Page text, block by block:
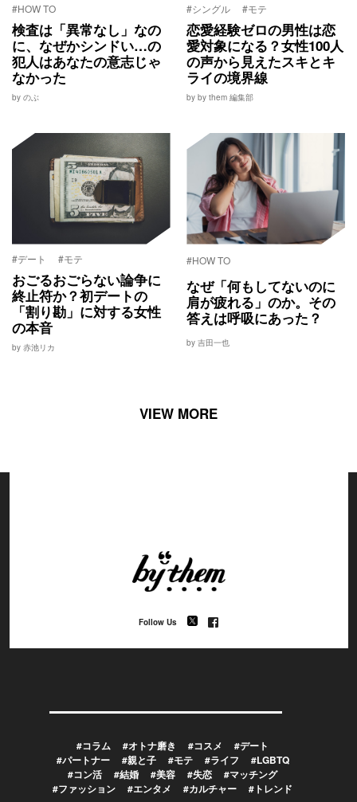
#HOW TO
検査は「異常なし」なの
に、なぜかシンドい…の
犯人はあなたの意志じゃ
なかった
by のぶ
#シングル #モテ
恋愛経験ゼロの男性は恋
愛対象になる？女性100人
の声から見えたスキとキ
ライの境界線
by by them 編集部
#デート #モテ
おごるおごらない論争に
終止符か？初デートの
「割り勘」に対する女性
の本音
by 赤池リカ
#HOW TO
なぜ「何もしてないのに
肩が疲れる」のか。その
答えは呼吸にあった？
by 吉田一也
VIEW MORE
Follow Us
#コラム #オトナ磨き #コスメ
#デート
#パートナー
#親と子 #モテ #ライフ
#LGBTQ
#コン活
#結婚 #美容 #失恋
#マッチング
#ファッション
#エンタメ #カルチャー #トレンド